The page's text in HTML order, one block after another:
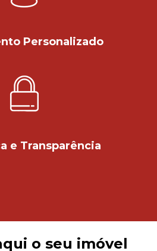
Personalizado
e Transparência
o seu imóvel